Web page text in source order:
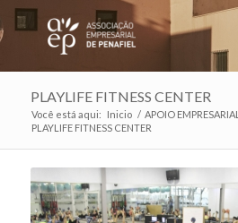
PLAYLIFE FITNESS CENTER
Você está aqui: Inicio / APOIO EMPRESARIAL
PLAYLIFE FITNESS CENTER